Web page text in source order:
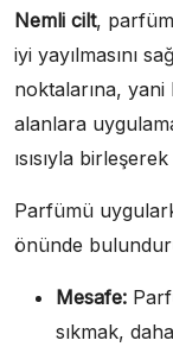
Nemli cilt,
iyi yayılmasını
noktalarına,
alanlara
ısısıyla
Parfümü
önünde
Mesafe:
sıkmak,